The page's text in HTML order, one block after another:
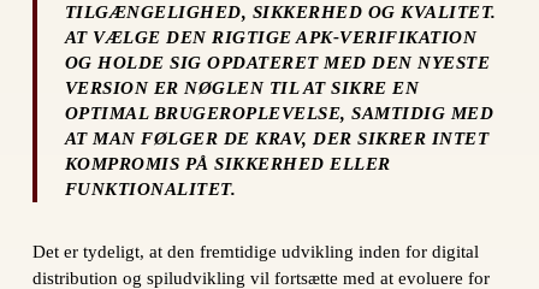
TILGÆNGELIGHED, SIKKERHED OG KVALITET.
AT VÆLGE DEN RIGTIGE APK-VERIFIKATION
OG HOLDE SIG OPDATERET MED DEN NYESTE
VERSION ER NØGLEN TIL AT SIKRE EN
OPTIMAL BRUGEROPLEVELSE, SAMTIDIG MED
AT MAN FØLGER DE KRAV, DER SIKRER INTET
KOMPROMIS PÅ SIKKERHED ELLER
FUNKTIONALITET.
Det er tydeligt, at den fremtidige udvikling inden for digital
distribution og spiludvikling vil fortsætte med at evoluere for